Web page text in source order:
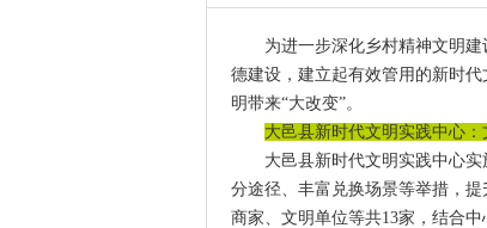
为进一步深化乡村精神文明
德建设，建立起有效管用的新时
明带来“大改变”。
大邑县新时代文明实践中心
大邑县新时代文明实践中心
分途径、丰富兑换场景等举措，
商家、文明单位等共13家，结合